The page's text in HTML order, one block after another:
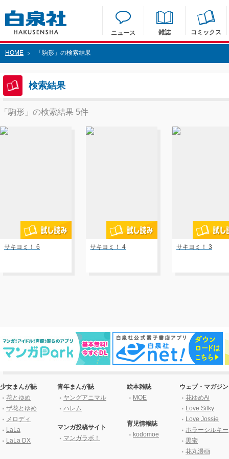
ニュース 雑誌 コミックス
HOME > 「駒形」の検索結果
検索結果
「駒形」の検索結果 5件
サキヨミ！ 6 サキヨミ！ 4 サキヨミ！ 3
少女まんが誌
花とゆめ
ザ花とゆめ
メロディ
LaLa
LaLa DX
青年まんが誌
ヤングアニマル
ハレム
マンガ投稿サイト
マンガラボ！
絵本雑誌
MOE
育児情報誌
kodomoe
ウェブ・マガジン
花ゆめAi
Love Silky
Love Jossie
ホラーシルキー
黒蜜
花丸漫画